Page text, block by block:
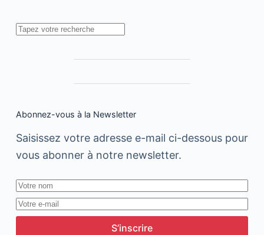
Rechercher
Abonnez-vous à la Newsletter
Saisissez votre adresse e-mail ci-dessous pour
vous abonner à notre newsletter.
S’inscrire